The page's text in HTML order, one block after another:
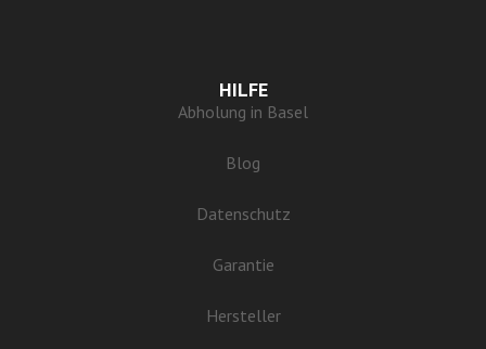
HILFE
Abholung in Basel
Blog
Datenschutz
Garantie
Hersteller